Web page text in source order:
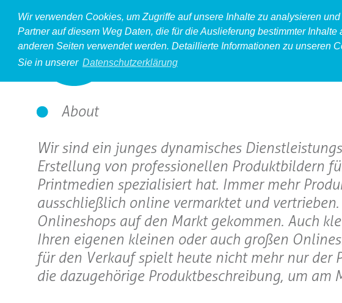
Wir verwenden Cookies, um Zugriffe auf unsere Inhalte zu analysieren
Partner auf diesem Weg Daten, die für die Auslieferung bestimmter
anderen Seiten verwendet werden. Detaillierte Informationen zu unseren
Sie in unserer Datenschutzerklärung
About
Wir sind ein junges dynamisches
Erstellung von professionellen Produktbildern
Printmedien spezialisiert hat. Immer mehr
ausschließlich online vermarktet und
Onlineshops auf den Markt gekommen. Auch
Ihren eigenen kleinen oder auch großen
für den Verkauf spielt heute nicht mehr nur der
die dazugehörige Produktbeschreibung, um am